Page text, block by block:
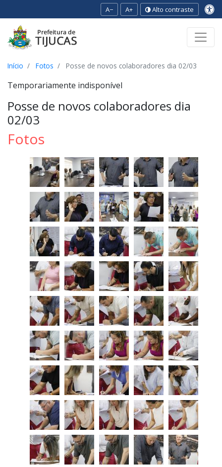
A− A+ Alto contraste
Início Fotos Posse de novos colaboradores dia 02/03
Temporariamente indisponível
Posse de novos colaboradores dia
02/03
Fotos